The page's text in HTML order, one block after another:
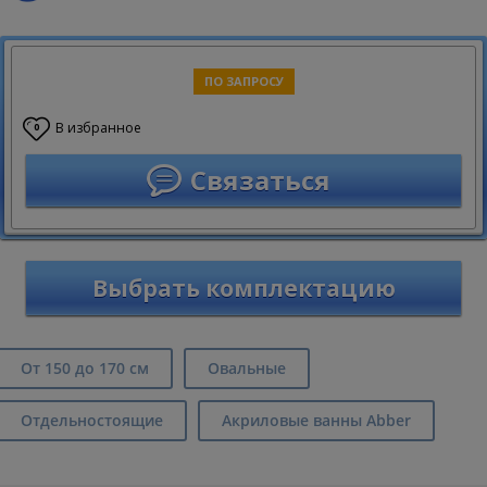
ПО ЗАПРОСУ
0 В избранное
Связаться
Выбрать комплектацию
От 150 до 170 см Овальные
Отдельностоящие Акриловые ванны Abber